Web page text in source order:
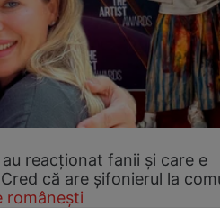
au reacționat fanii și care e
că are șifonierul la
românești